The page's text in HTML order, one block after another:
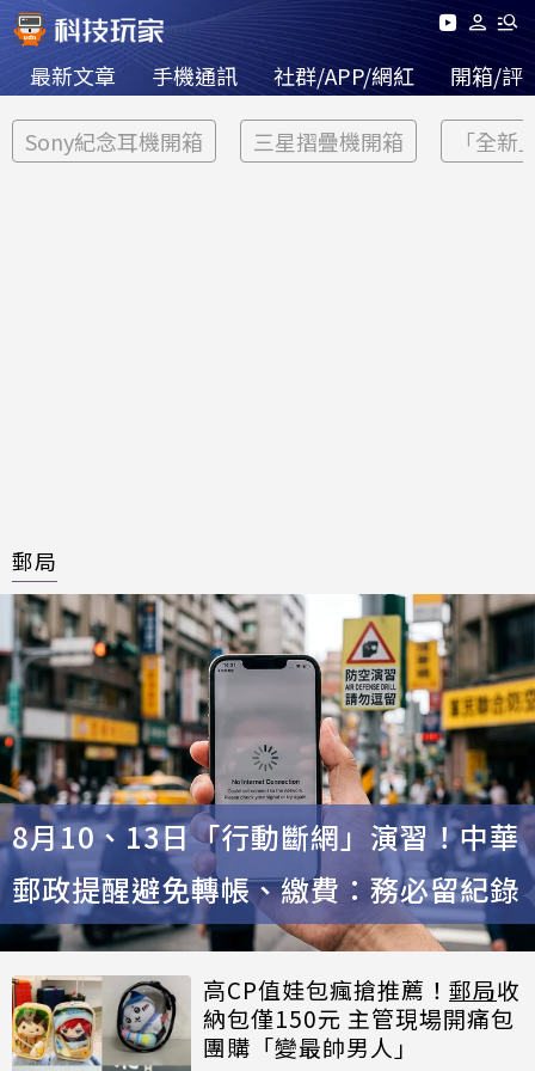
最新文章 手機通訊 社群/APP/網紅 開箱/評
Sony紀念耳機開箱 三星摺疊機開箱 「全新
郵局
8月10、13日「行動斷網」演習！中華
郵政提醒避免轉帳、繳費：務必留紀錄
高CP值娃包瘋搶推薦！ 郵局收
納包僅150元 主管現場開痛包
團購「變最帥男人」